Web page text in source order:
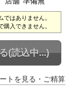
はありません。
入できません。
(読込中...)
トを見る ・ご精算